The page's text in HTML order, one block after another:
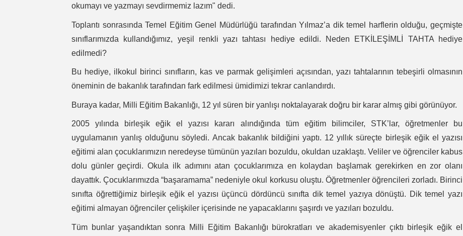
okumayı ve yazmayı sevdirmemiz lazım" dedi.
Toplantı sonrasında Temel Eğitim Genel Müdürlüğü tarafından Yılmaz’a dik temel harflerin olduğu, geçmişte
sınıflarımızda kullandığımız, yeşil renkli yazı tahtası hediye edildi. Neden ETKİLEŞİMLİ TAHTA hediye
edilmedi?
Bu hediye, ilkokul birinci sınıfların, kas ve parmak gelişimleri açısından, yazı tahtalarının tebeşirli olmasının
öneminin de bakanlık tarafından fark edilmesi ümidimizi tekrar canlandırdı.
Buraya kadar, Milli Eğitim Bakanlığı, 12 yıl süren bir yanlışı noktalayarak doğru bir karar almış gibi görünüyor.
2005 yılında birleşik eğik el yazısı kararı alındığında tüm eğitim bilimciler, STK’lar, öğretmenler bu
uygulamanın yanlış olduğunu söyledi. Ancak bakanlık bildiğini yaptı. 12 yıllık süreçte birleşik eğik el yazısı
eğitimi alan çocuklarımızın neredeyse tümünün yazıları bozuldu, okuldan uzaklaştı. Veliler ve öğrenciler kabus
dolu günler geçirdi. Okula ilk adımını atan çocuklarımıza en kolaydan başlamak gerekirken en zor olanı
dayattık. Çocuklarımızda “başaramama” nedeniyle okul korkusu oluştu. Öğretmenler öğrencileri zorladı. Birinci
sınıfta öğrettiğimiz birleşik eğik el yazısı üçüncü dördüncü sınıfta dik temel yazıya dönüştü. Dik temel yazı
eğitimi almayan öğrenciler çelişkiler içerisinde ne yapacaklarını şaşırdı ve yazıları bozuldu.
Tüm bunlar yaşandıktan sonra Milli Eğitim Bakanlığı bürokratları ve akademisyenler çıktı birleşik eğik el